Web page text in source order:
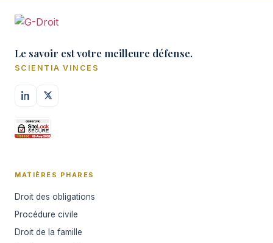
Le savoir est votre meilleure défense.
SCIENTIA VINCES
MATIÈRES PHARES
Droit des obligations
Procédure civile
Droit de la famille